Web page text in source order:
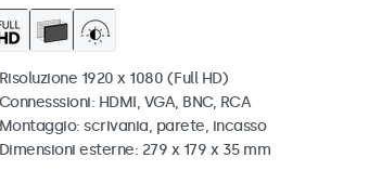
Risoluzione 1920 x 1080 (Full HD)
Connesssioni: HDMI, VGA, BNC, RCA
Montaggio: scrivania, parete, incasso
Dimensioni esterne: 279 x 179 x 35 mm